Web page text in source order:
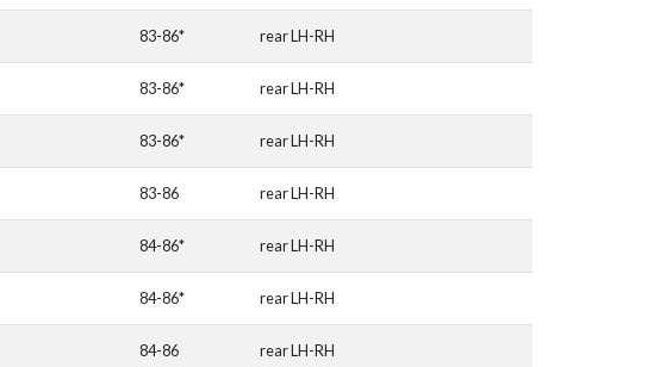
83-86* rear LH-RH
83-86* rear LH-RH
83-86* rear LH-RH
83-86 rear LH-RH
84-86* rear LH-RH
84-86* rear LH-RH
84-86 rear LH-RH